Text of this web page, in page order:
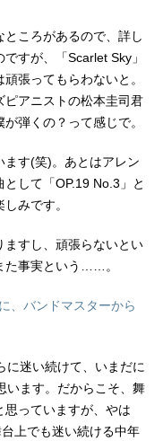
ころがあるので、詳し
すが、「Scarlet Sky」
張ってもらわないと。
ピアニストの松本圭司君
弾くの？って感じで。
ます(笑)。あとはアレン
して「OP.19 No.3」と
みです。
ますし、頑張らないとい
た事実という……。
、バンドマスターから
に迷い続けて、いまだに
います。だからこそ、舞
思っていますが、やは
上でも迷い続ける中年